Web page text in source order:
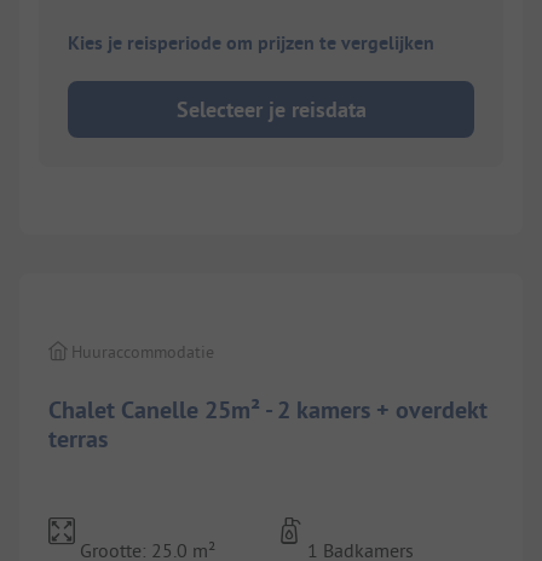
Kies je reisperiode om prijzen te vergelijken
Selecteer je reisdata
Chalet Canelle 25m² - 2 kamers + overdekt
terras
Huuraccommodatie
Grootte: 25.0 m² 1 Badkamers